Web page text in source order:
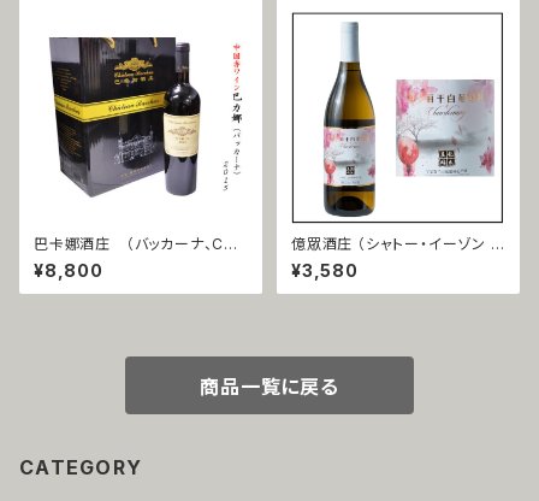
巴卡娜酒庄 （バッカーナ、CHA
TEAU BACCHUS） 2015
¥8,800
億眾酒庄 （シャトー・イーゾン ）
霞多麗（シャルドネ）2019
¥3,580
商品一覧に戻る
CATEGORY